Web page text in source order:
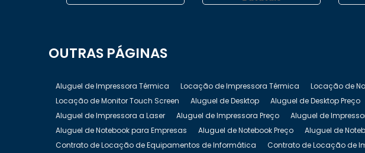
OUTRAS PÁGINAS
Aluguel de Impressora Térmica Locação de Impressora Térmica Locação de
Locação de Monitor Touch Screen
Aluguel de Desktop Aluguel de Desktop Preço
Aluguel de Impressora a Laser
Aluguel de Impressora Preço Aluguel de
Aluguel de Notebook para Empresas
Aluguel de Notebook Preço Aluguel de
Contrato de Locação de Equipamentos de Informática
Contrato de Locação de